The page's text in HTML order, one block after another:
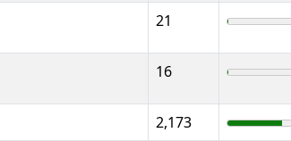
21
16
2,173